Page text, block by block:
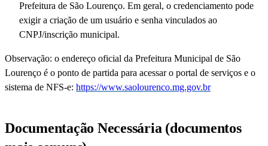
Prefeitura de São Lourenço. Em geral, o credenciamento pode
exigir a criação de um usuário e senha vinculados ao
CNPJ/inscrição municipal.
Observação: o endereço oficial da Prefeitura Municipal de São
Lourenço é o ponto de partida para acessar o portal de serviços e o
sistema de NFS-e: https://www.saolourenco.mg.gov.br
Documentação Necessária (documentos